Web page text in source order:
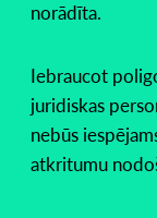
norādīta.
Iebraucot
juridiskas
nebūs
atkritumu